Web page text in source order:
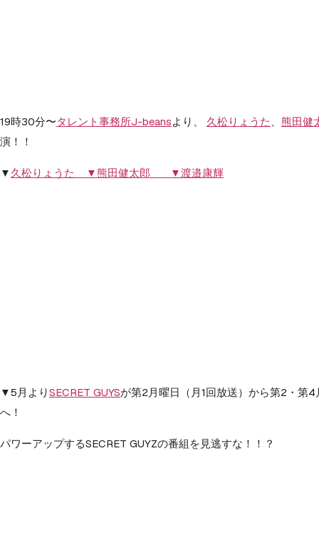
19時30分〜タレント事務所J-beansより、 久松りょうた 、 熊田健
演！！
▼ 久松りょうた ▼熊田健太郎 ▼渡邉康輝
▼5月よりSECRET GUYSが第2月曜日（月1回放送）から第2・第
へ！
パワーアップするSECRET GUYZの番組を見逃すな！！？